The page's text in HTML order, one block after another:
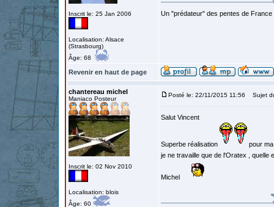
Inscrit le: 25 Jan 2006
Localisation: Alsace
(Strasbourg)
Âge: 68
Un "prédateur" des pentes de
Revenir en haut de page
chantereau michel
Maniaco Posteur
Inscrit le: 02 Nov 2010
Localisation: blois
Âge: 60
Posté le: 22/11/2015 11:56 Sujet
Salut Vincent
Superbe réalisation
pour
je ne travaille que de l'Oratex , quelle
Michel